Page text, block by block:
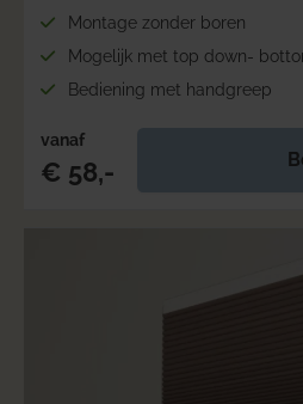
Montage zonder boren
Mogelijk met top down-
Bediening met handgreep
vanaf
€ 58,-